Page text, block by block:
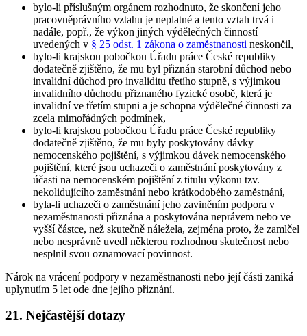
bylo-li příslušným orgánem rozhodnuto, že skončení jeho
pracovněprávního vztahu je neplatné a tento vztah trvá i
nadále, popř., že výkon jiných výdělečných činností
uvedených v § 25 odst. 1 zákona o zaměstnanosti neskončil,
bylo-li krajskou pobočkou Úřadu práce České republiky
dodatečně zjištěno, že mu byl přiznán starobní důchod nebo
invalidní důchod pro invaliditu třetího stupně, s výjimkou
invalidního důchodu přiznaného fyzické osobě, která je
invalidní ve třetím stupni a je schopna výdělečné činnosti za
zcela mimořádných podmínek,
bylo-li krajskou pobočkou Úřadu práce České republiky
dodatečně zjištěno, že mu byly poskytovány dávky
nemocenského pojištění, s výjimkou dávek nemocenského
pojištění, které jsou uchazeči o zaměstnání poskytovány z
účasti na nemocenském pojištění z titulu výkonu tzv.
nekolidujícího zaměstnání nebo krátkodobého zaměstnání,
byla-li uchazeči o zaměstnání jeho zaviněním podpora v
nezaměstnanosti přiznána a poskytována neprávem nebo ve
vyšší částce, než skutečně náležela, zejména proto, že zamlčel
nebo nesprávně uvedl některou rozhodnou skutečnost nebo
nesplnil svou oznamovací povinnost.
Nárok na vrácení podpory v nezaměstnanosti nebo její části zaniká
uplynutím 5 let ode dne jejího přiznání.
21. Nejčastější dotazy